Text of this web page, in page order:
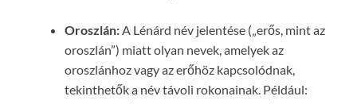
Oroszlán:A Lénárd név jelentése („erős, mint az
oroszlán”) miatt olyan nevek, amelyek az
oroszlánhoz vagy az erőhöz kapcsolódnak,
tekinthetők a név távoli rokonainak. Például: